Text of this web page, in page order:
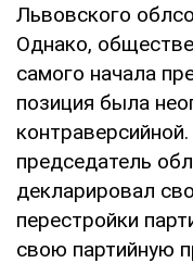
Львовского
Однако,
самого начала
позиция была
председатель
декларировал
перестройки
свою партийную